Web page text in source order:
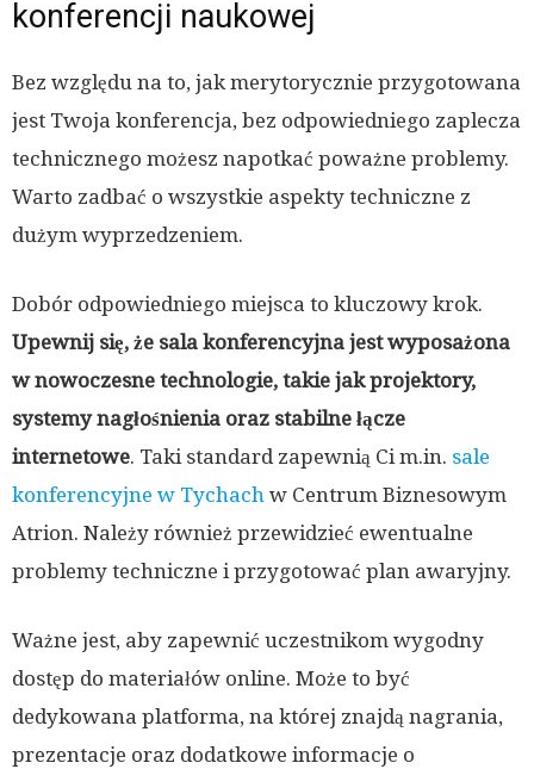
konferencji naukowej
Bez względu na to, jak merytorycznie przygotowana
jest Twoja konferencja, bez odpowiedniego zaplecza
technicznego możesz napotkać poważne problemy.
Warto zadbać o wszystkie aspekty techniczne z
dużym wyprzedzeniem.
Dobór odpowiedniego miejsca to kluczowy krok.
Upewnij się, że sala konferencyjna jest wyposażona
w nowoczesne technologie, takie jak projektory,
systemy nagłośnienia oraz stabilne łącze
internetowe. Taki standard zapewnią Ci m.in. sale
konferencyjne w Tychach w Centrum Biznesowym
Atrion. Należy również przewidzieć ewentualne
problemy techniczne i przygotować plan awaryjny.
Ważne jest, aby zapewnić uczestnikom wygodny
dostęp do materiałów online. Może to być
dedykowana platforma, na której znajdą nagrania,
prezentacje oraz dodatkowe informacje o